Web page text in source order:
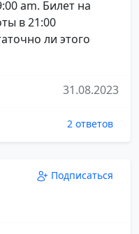
am. Билет на
в 21:00
ли этого
31.08.2023
2 ответов
Подписаться